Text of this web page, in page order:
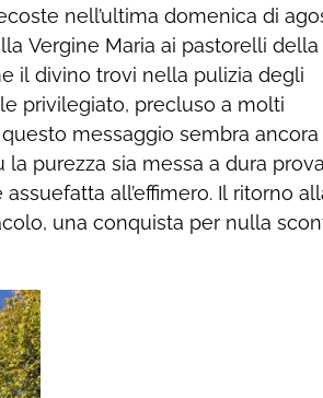
una conquista per nulla